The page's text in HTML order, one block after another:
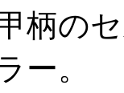
柄の
ー。